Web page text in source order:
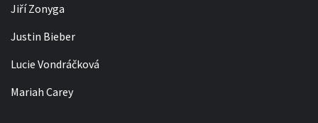
Jiří Zonyga
Justin Bieber
Lucie Vondráčková
Mariah Carey